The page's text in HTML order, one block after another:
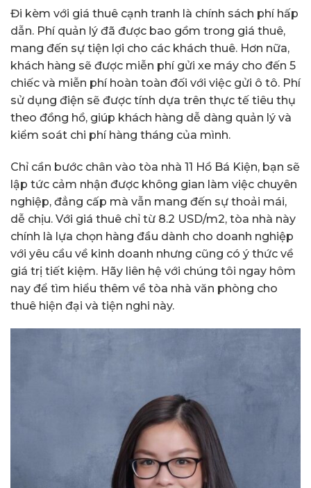
Đi kèm với giá thuê cạnh tranh là chính sách phí hấp
dẫn. Phí quản lý đã được bao gồm trong giá thuê,
mang đến sự tiện lợi cho các khách thuê. Hơn nữa,
khách hàng sẽ được miễn phí gửi xe máy cho đến 5
chiếc và miễn phí hoàn toàn đối với việc gửi ô tô. Phí
sử dụng điện sẽ được tính dựa trên thực tế tiêu thụ
theo đồng hồ, giúp khách hàng dễ dàng quản lý và
kiểm soát chi phí hàng tháng của mình.
Chỉ cần bước chân vào tòa nhà 11 Hồ Bá Kiện, bạn sẽ
lập tức cảm nhận được không gian làm việc chuyên
nghiệp, đẳng cấp mà vẫn mang đến sự thoải mái,
dễ chịu. Với giá thuê chỉ từ 8.2 USD/m2, tòa nhà này
chính là lựa chọn hàng đầu dành cho doanh nghiệp
với yêu cầu về kinh doanh nhưng cũng có ý thức về
giá trị tiết kiệm. Hãy liên hệ với chúng tôi ngay hôm
nay để tìm hiểu thêm về tòa nhà văn phòng cho
thuê hiện đại và tiện nghi này.